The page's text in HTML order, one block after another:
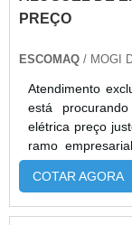
PREÇO
ESCOMAQ / MOGI
Atendimento
está
elétrica preço
ramo
empresa
descobrindo a
empilhadeira
COTAR AGORA